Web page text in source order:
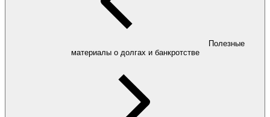
Полезные
материалы о долгах и банкротстве